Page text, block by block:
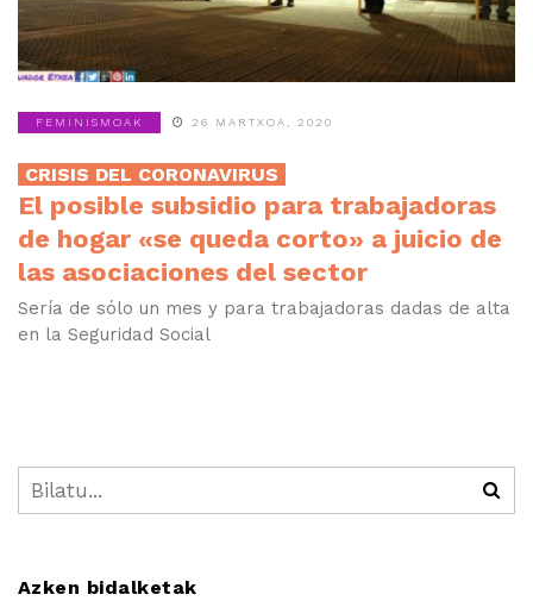
FEMINISMOAK 26 MARTXOA, 2020
CRISIS DEL CORONAVIRUS
El posible subsidio para trabajadoras
de hogar «se queda corto» a juicio de
las asociaciones del sector
Sería de sólo un mes y para trabajadoras dadas de alta
en la Seguridad Social
Azken bidalketak